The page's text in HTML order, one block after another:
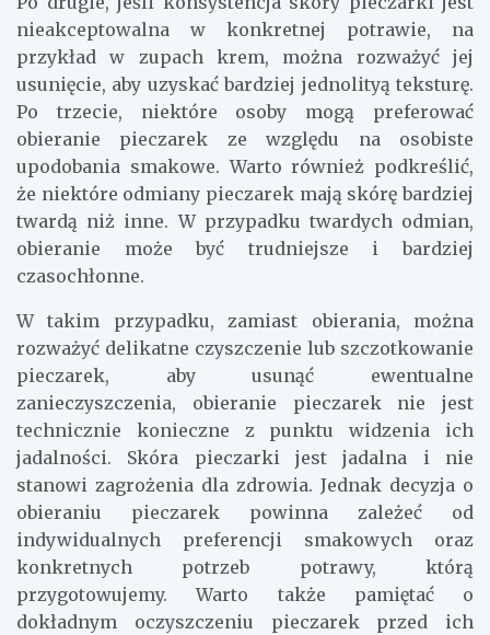
nieakceptowalna w konkretnej potrawie, na
przykład w zupach krem, można rozważyć jej
usunięcie, aby uzyskać bardziej jednolityą teksturę.
Po trzecie, niektóre osoby mogą preferować
obieranie pieczarek ze względu na osobiste
upodobania smakowe. Warto również podkreślić,
że niektóre odmiany pieczarek mają skórę bardziej
twardą niż inne. W przypadku twardych odmian,
obieranie może być trudniejsze i bardziej
czasochłonne.
W takim przypadku, zamiast obierania, można
rozważyć delikatne czyszczenie lub szczotkowanie
pieczarek, aby usunąć ewentualne
zanieczyszczenia, obieranie pieczarek nie jest
technicznie konieczne z punktu widzenia ich
jadalności. Skóra pieczarki jest jadalna i nie
stanowi zagrożenia dla zdrowia. Jednak decyzja o
obieraniu pieczarek powinna zależeć od
indywidualnych preferencji smakowych oraz
konkretnych potrzeb potrawy, którą
przygotowujemy. Warto także pamiętać o
dokładnym oczyszczeniu pieczarek przed ich